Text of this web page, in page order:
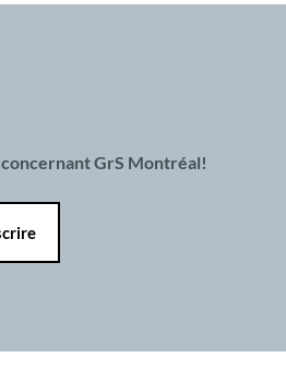
GrS Montréal!